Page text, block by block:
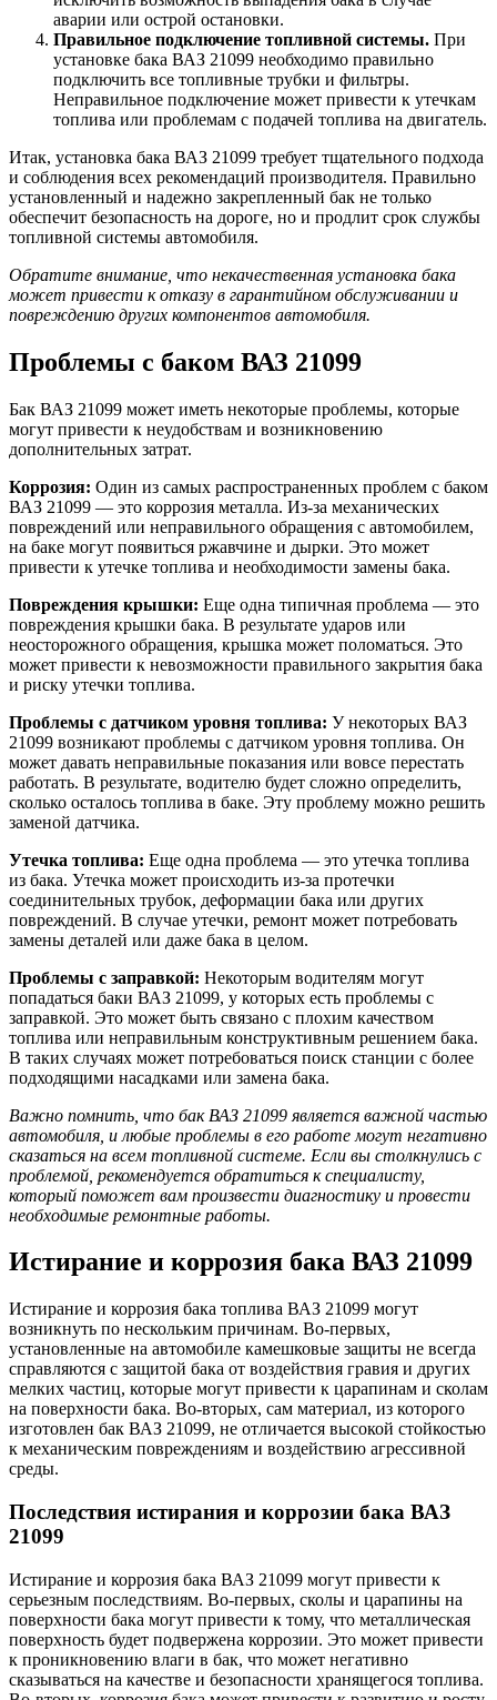
аварии или острой остановки.
Правильное подключение топливной системы. При
установке бака ВАЗ 21099 необходимо правильно
подключить все топливные трубки и фильтры.
Неправильное подключение может привести к утечкам
топлива или проблемам с подачей топлива на двигатель.
Итак, установка бака ВАЗ 21099 требует тщательного подхода
и соблюдения всех рекомендаций производителя. Правильно
установленный и надежно закрепленный бак не только
обеспечит безопасность на дороге, но и продлит срок службы
топливной системы автомобиля.
Обратите внимание, что некачественная установка бака
может привести к отказу в гарантийном обслуживании и
повреждению других компонентов автомобиля.
Проблемы с баком ВАЗ 21099
Бак ВАЗ 21099 может иметь некоторые проблемы, которые
могут привести к неудобствам и возникновению
дополнительных затрат.
Коррозия: Один из самых распространенных проблем с баком
ВАЗ 21099 — это коррозия металла. Из-за механических
повреждений или неправильного обращения с автомобилем,
на баке могут появиться ржавчине и дырки. Это может
привести к утечке топлива и необходимости замены бака.
Повреждения крышки: Еще одна типичная проблема — это
повреждения крышки бака. В результате ударов или
неосторожного обращения, крышка может поломаться. Это
может привести к невозможности правильного закрытия бака
и риску утечки топлива.
Проблемы с датчиком уровня топлива: У некоторых ВАЗ
21099 возникают проблемы с датчиком уровня топлива. Он
может давать неправильные показания или вовсе перестать
работать. В результате, водителю будет сложно определить,
сколько осталось топлива в баке. Эту проблему можно решить
заменой датчика.
Утечка топлива: Еще одна проблема — это утечка топлива
из бака. Утечка может происходить из-за протечки
соединительных трубок, деформации бака или других
повреждений. В случае утечки, ремонт может потребовать
замены деталей или даже бака в целом.
Проблемы с заправкой: Некоторым водителям могут
попадаться баки ВАЗ 21099, у которых есть проблемы с
заправкой. Это может быть связано с плохим качеством
топлива или неправильным конструктивным решением бака.
В таких случаях может потребоваться поиск станции с более
подходящими насадками или замена бака.
Важно помнить, что бак ВАЗ 21099 является важной частью
автомобиля, и любые проблемы в его работе могут негативно
сказаться на всем топливной системе. Если вы столкнулись с
проблемой, рекомендуется обратиться к специалисту,
который поможет вам произвести диагностику и провести
необходимые ремонтные работы.
Истирание и коррозия бака ВАЗ 21099
Истирание и коррозия бака топлива ВАЗ 21099 могут
возникнуть по нескольким причинам. Во-первых,
установленные на автомобиле камешковые защиты не всегда
справляются с защитой бака от воздействия гравия и других
мелких частиц, которые могут привести к царапинам и сколам
на поверхности бака. Во-вторых, сам материал, из которого
изготовлен бак ВАЗ 21099, не отличается высокой стойкостью
к механическим повреждениям и воздействию агрессивной
среды.
Последствия истирания и коррозии бака ВАЗ
21099
Истирание и коррозия бака ВАЗ 21099 могут привести к
серьезным последствиям. Во-первых, сколы и царапины на
поверхности бака могут привести к тому, что металлическая
поверхность будет подвержена коррозии. Это может привести
к проникновению влаги в бак, что может негативно
сказываться на качестве и безопасности хранящегося топлива.